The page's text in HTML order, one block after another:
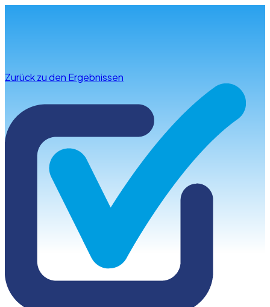
Zurück zu den Ergebnissen